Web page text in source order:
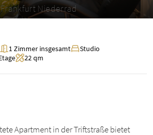
Niederrad
1 Zimmer insgesamt
Studio
22 qm
Apartment in der Triftstraße bietet